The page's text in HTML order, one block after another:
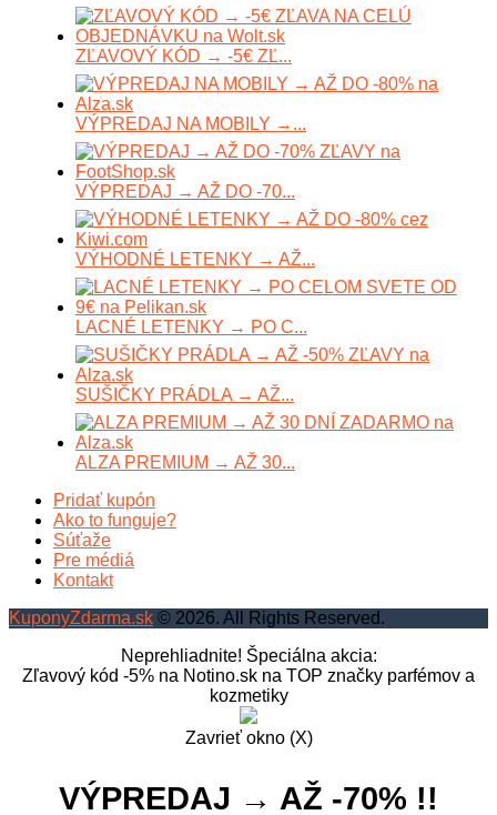
ZĽAVOVÝ KÓD → -5€ ZĽ...
VÝPREDAJ NA MOBILY →...
VÝPREDAJ → AŽ DO -70...
VÝHODNÉ LETENKY → AŽ...
LACNÉ LETENKY → PO C...
SUŠIČKY PRÁDLA → AŽ...
ALZA PREMIUM → AŽ 30...
Pridať kupón
Ako to funguje?
Súťaže
Pre médiá
Kontakt
KuponyZdarma.sk © 2026. All Rights Reserved.
Neprehliadnite! Špeciálna akcia:
Zľavový kód -5% na Notino.sk na TOP značky parfémov a
kozmetiky
Zavrieť okno (X)
VÝPREDAJ → AŽ -70% !!